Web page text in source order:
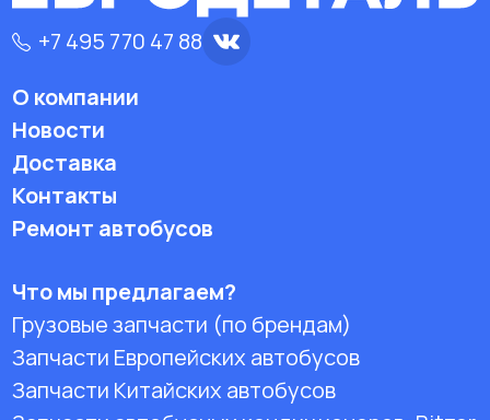
+7 495 770 47 88
О компании
Новости
Доставка
Контакты
Ремонт автобусов
Что мы предлагаем?
Грузовые запчасти (по брендам)
Запчасти Европейских автобусов
Запчасти Китайских автобусов